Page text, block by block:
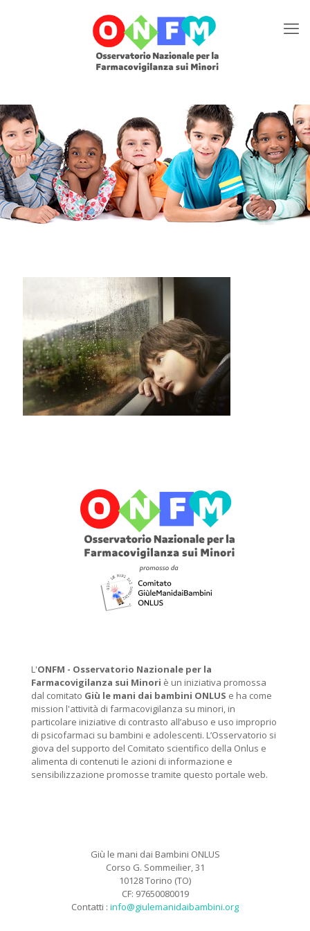
L'ONFM - Osservatorio Nazionale per la
Farmacovigilanza sui Minori è un iniziativa promossa
dal comitato Giù le mani dai bambini ONLUS e ha come
mission l'attività di farmacovigilanza su minori, in
particolare iniziative di contrasto all’abuso e uso improprio
di psicofarmaci su bambini e adolescenti. L’Osservatorio si
giova del supporto del Comitato scientifico della Onlus e
alimenta di contenuti le azioni di informazione e
sensibilizzazione promosse tramite questo portale web.
Giù le mani dai Bambini ONLUS
Corso G. Sommeilier, 31
10128 Torino (TO)
CF: 97650080019
Contatti : info@giulemanidaibambini.org